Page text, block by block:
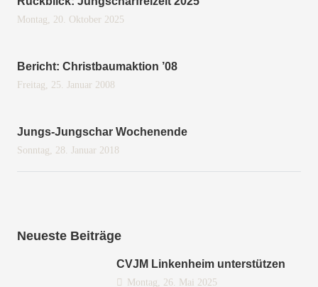
Montag, 20. Oktober 2025
Bericht: Christbaumaktion ’08
Freitag, 25. Januar 2008
Jungs-Jungschar Wochenende
Sonntag, 28. Januar 2018
Neueste Beiträge
CVJM Linkenheim unterstützen
Montag, 26. Mai 2025